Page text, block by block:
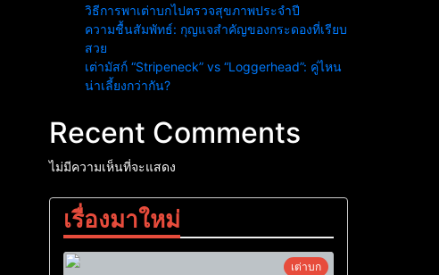
วิธีการพาเต่าบกไปตรวจสุขภาพประจำปี
ความชื้นสัมพัทธ์: กุญแจสำคัญของกระดองที่เรียบ
สวย
เต่ามัสก์ “Stripeneck” vs “Loggerhead”: คู่ไหน
น่าเลี้ยงกว่ากัน?
Recent Comments
ไม่มีความเห็นที่จะแสดง
เรื่องมาใหม่
เต่าบก